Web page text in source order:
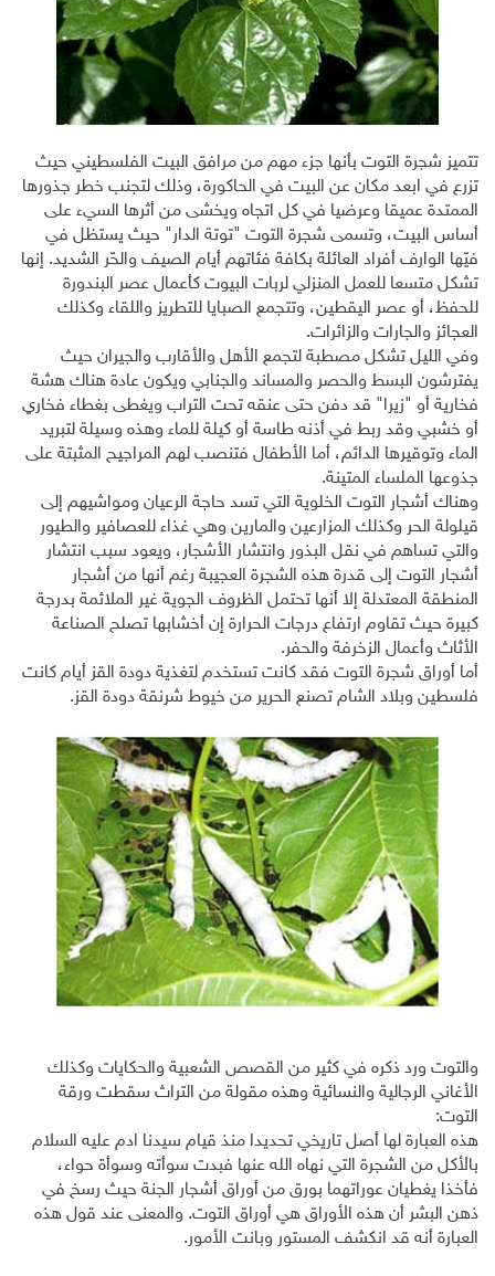
تتميز شجرة التوت بأنها جزء مهم من مرافق البيت الفلسطيني حيث
تزرع في ابعد مكان عن البيت في الحاكورة، وذلك لتجنب خطر جذورها
الممتدة عميقا وعرضيا في كل اتجاه ويخشى من أثرها السيء على
أساس البيت، وتسمى شجرة التوت "توتة الدار" حيث يستظل في
فيّها الوارف أفراد العائلة بكافة فئاتهم أيام الصيف والحّر الشديد. إنها
تشكل متسعا للعمل المنزلي لربات البيوت كأعمال عصر البندورة
للحفظ، أو عصر اليقطين، وتتجمع الصبايا للتطريز واللقاء وكذلك
العجائز والجارات والزائرات.
وفي الليل تشكل مصطبة لتجمع الأهل والأقارب والجيران حيث
يفترشون البسط والحصر والمساند والجنابي ويكون عادة هناك هشة
فخارية أو "زيرا" قد دفن حتى عنقه تحت التراب ويغطى بغطاء فخاري
أو خشبي وقد ربط في أذنه طاسة أو كيلة للماء وهذه وسيلة لتبريد
الماء وتوقيرها الدائم، أما الأطفال فتنصب لهم المراجيح المثبتة على
جذوعها الملساء المتينة.
وهناك أشجار التوت الخلوية التي تسد حاجة الرعيان ومواشيهم إلى
قيلولة الحر وكذلك المزارعين والمارين وهي غذاء للعصافير والطيور
والتي تساهم في نقل البذور وانتشار الأشجار، ويعود سبب انتشار
أشجار التوت إلى قدرة هذه الشجرة العجيبة رغم أنها من أشجار
المنطقة المعتدلة إلا أنها تحتمل الظروف الجوية غير الملائمة بدرجة
كبيرة حيث تقاوم ارتفاع درجات الحرارة إن أخشابها تصلح الصناعة
الأثاث وأعمال الزخرفة والحفر.
أما أوراق شجرة التوت فقد كانت تستخدم لتغذية دودة القز أيام كانت
فلسطين وبلاد الشام تصنع الحرير من خيوط شرنقة دودة القز.
والتوت ورد ذكره في كثير من القصص الشعبية والحكايات وكذلك
الأغاني الرجالية والنسائية وهذه مقولة من التراث سقطت ورقة
التوت:
هذه العبارة لها أصل تاريخي تحديدا منذ قيام سيدنا ادم عليه السلام
بالأكل من الشجرة التي نهاه الله عنها فبدت سوأته وسوأة حواء،
فأخذا يغطيان عوراتهما بورق من أوراق أشجار الجنة حيث رسخ في
ذهن البشر أن هذه الأوراق هي أوراق التوت. والمعنى عند قول هذه
العبارة أنه قد انكشف المستور وبانت الأمور.